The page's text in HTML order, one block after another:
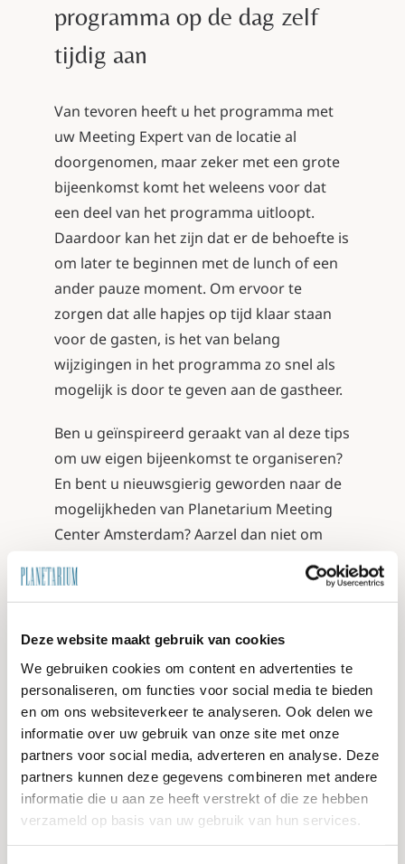
Deze website maakt gebruik van cookies
We gebruiken cookies om content en advertenties te
personaliseren, om functies voor social media te bieden
en om ons websiteverkeer te analyseren. Ook delen we
informatie over uw gebruik van onze site met onze
partners voor social media, adverteren en analyse. Deze
partners kunnen deze gegevens combineren met andere
informatie die u aan ze heeft verstrekt of die ze hebben
verzameld op basis van uw gebruik van hun services.
programma op de dag zelf
tijdig aan
Van tevoren heeft u het programma met
uw Meeting Expert van de locatie al
doorgenomen, maar zeker met een grote
bijeenkomst komt het weleens voor dat
een deel van het programma uitloopt.
Daardoor kan het zijn dat er de behoefte is
om later te beginnen met de lunch of een
ander pauze moment. Om ervoor te
zorgen dat alle hapjes op tijd klaar staan
voor de gasten, is het van belang
wijzigingen in het programma zo snel als
mogelijk is door te geven aan de gastheer.
Ben u geïnspireerd geraakt van al deze tips
om uw eigen bijeenkomst te organiseren?
En bent u nieuwsgierig geworden naar de
mogelijkheden van Planetarium Meeting
Center Amsterdam? Aarzel dan niet om
contact met ons op te nemen en kom een
keer langs voor een rondleiding. Heeft u
een bijeenkomst, deel deze dan met ons
via
facebook !
24 oktober 2017 | Planetarium Amsterdam
Vorige Volgende